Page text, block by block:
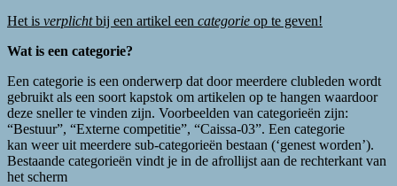
Het is verplichtbij een artikel een categorie op te geven!
Wat is een categorie?
Een categorie is een onderwerp dat door meerdere clubleden wordt
gebruikt als een soort kapstok om artikelen op te hangen waardoor
deze sneller te vinden zijn. Voorbeelden van categorieën zijn:
“Bestuur”, “Externe competitie”, “Caissa-03”. Een categorie
kan weer uit meerdere sub-categorieën bestaan (‘genest worden’).
Bestaande categorieën vindt je in de afrollijst aan de rechterkant van
het scherm